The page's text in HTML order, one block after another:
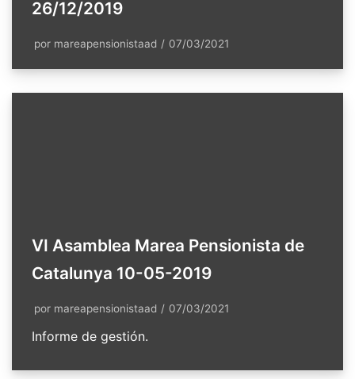
26/12/2019
por mareapensionistaad 07/03/2021
VI Asamblea Marea Pensionista de
Catalunya 10-05-2019
por mareapensionistaad 07/03/2021
Informe de gestión.